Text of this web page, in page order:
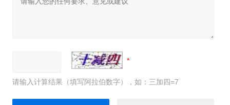
请输入计算结果（填写阿拉伯数字），如：三加四=7